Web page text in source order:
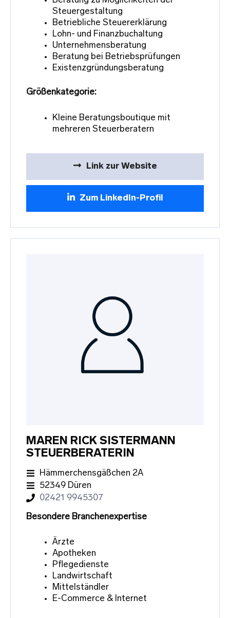
Steuergestaltung
Betriebliche Steuererklärung
Lohn- und Finanzbuchaltung
Unternehmensberatung
Beratung bei Betriebsprüfungen
Existenzgründungsberatung
Größenkategorie:
Kleine Beratungsboutique mit
mehreren Steuerberatern
Link zur Website
Zum LinkedIn-Profil
MAREN RICK SISTERMANN
STEUERBERATERIN
Hämmerchensgäßchen 2A
52349 Düren
02421 9945307
Besondere Branchenexpertise
Ärzte
Apotheken
Pflegedienste
Landwirtschaft
Mittelständler
E-Commerce & Internet